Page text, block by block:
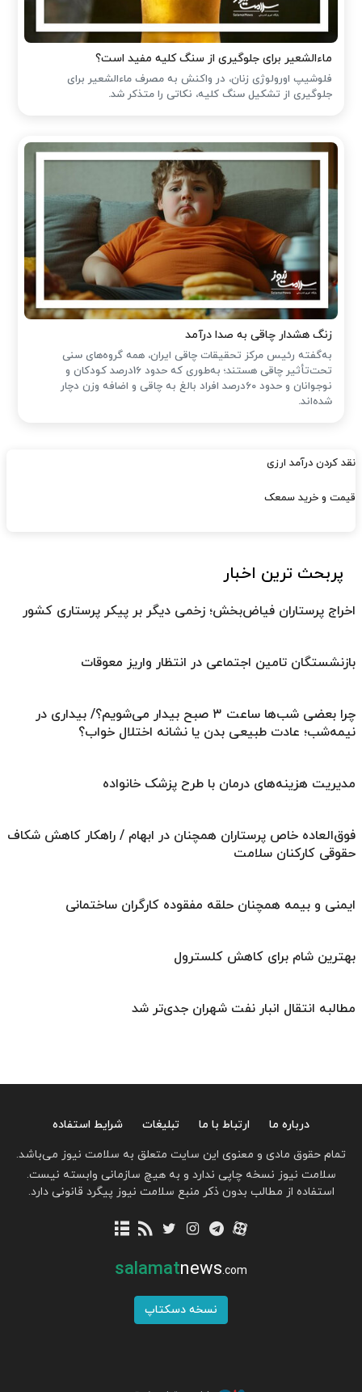
ماءالشعیر برای جلوگیری از سنگ کلیه مفید است؟
فلوشیپ اورولوژی زنان، در واکنش به مصرف ماءالشعیر برای
جلوگیری از تشکیل سنگ کلیه، نکاتی را متذکر شد.
زنگ هشدار چاقی به صدا درآمد
به‌گفته رئیس مرکز تحقیقات چاقی ایران، همه گروه‌های سنی
تحت‌تأثیر چاقی هستند؛ به‌طوری که حدود 16درصد کودکان و
نوجوانان و حدود 60درصد افراد بالغ به چاقی و اضافه وزن دچار
شده‌اند.
نقد کردن درآمد ارزی
قیمت و خرید سمعک
پربحث ترین اخبار
اخراج پرستاران فیاض‌بخش؛ زخمی دیگر بر پیکر پرستاری کشور
بازنشستگان تامین اجتماعی در انتظار واریز معوقات
چرا بعضی شب‌ها ساعت ۳ صبح بیدار می‌شویم؟/ بیداری در
نیمه‌شب؛ عادت طبیعی بدن یا نشانه اختلال خواب؟
مدیریت هزینه‌های درمان با طرح پزشک خانواده
فوق‌العاده خاص پرستاران همچنان در ابهام / راهکار کاهش شکاف
حقوقی کارکنان سلامت
ایمنی و بیمه همچنان حلقه مفقوده کارگران ساختمانی
بهترین شام برای کاهش کلسترول
مطالبه انتقال انبار نفت شهران جدی‌تر شد
درباره ما ارتباط با ما تبلیغات
شرایط استفاده
تمام حقوق مادی و معنوی این سایت متعلق به سلامت نیوز می‌باشد.
سلامت نیوز نسخه چاپی ندارد و به هیچ سازمانی وابسته نیست.
استفاده از مطالب بدون ذکر منبع سلامت نیوز پیگرد قانونی دارد.
salamatnews.com
نسخه دسکتاپ